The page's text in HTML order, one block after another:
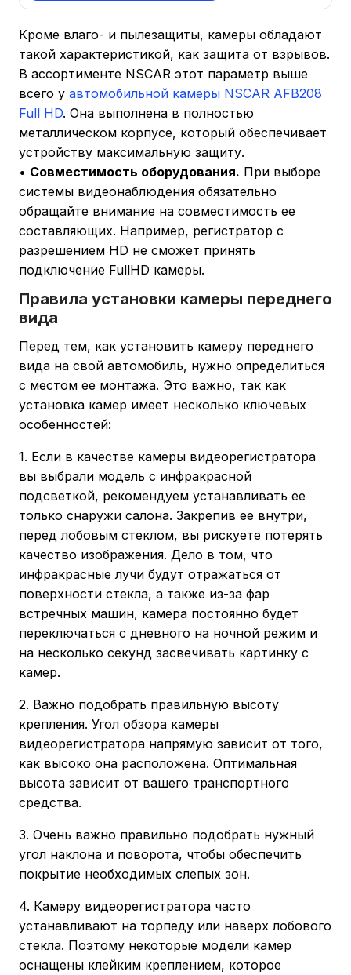
Кроме влаго- и пылезащиты, камеры обладают
такой характеристикой, как защита от взрывов.
В ассортименте NSCAR этот параметр выше
всего у автомобильной камеры NSCAR AFB208
Full HD. Она выполнена в полностью
металлическом корпусе, который обеспечивает
устройству максимальную защиту.
• Совместимость оборудования. При выборе
системы видеонаблюдения обязательно
обращайте внимание на совместимость ее
составляющих. Например, регистратор с
разрешением HD не сможет принять
подключение FullHD камеры.
Правила установки камеры переднего
вида
Перед тем, как установить камеру переднего
вида на свой автомобиль, нужно определиться
с местом ее монтажа. Это важно, так как
установка камер имеет несколько ключевых
особенностей:
1. Если в качестве камеры видеорегистратора
вы выбрали модель с инфракрасной
подсветкой, рекомендуем устанавливать ее
только снаружи салона. Закрепив ее внутри,
перед лобовым стеклом, вы рискуете потерять
качество изображения. Дело в том, что
инфракрасные лучи будут отражаться от
поверхности стекла, а также из-за фар
встречных машин, камера постоянно будет
переключаться с дневного на ночной режим и
на несколько секунд засвечивать картинку с
камер.
2. Важно подобрать правильную высоту
крепления. Угол обзора камеры
видеорегистратора напрямую зависит от того,
как высоко она расположена. Оптимальная
высота зависит от вашего транспортного
средства.
3. Очень важно правильно подобрать нужный
угол наклона и поворота, чтобы обеспечить
покрытие необходимых слепых зон.
4. Камеру видеорегистратора часто
устанавливают на торпеду или наверх лобового
стекла. Поэтому некоторые модели камер
оснащены клейким креплением, которое